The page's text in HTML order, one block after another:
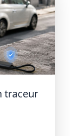
traceur